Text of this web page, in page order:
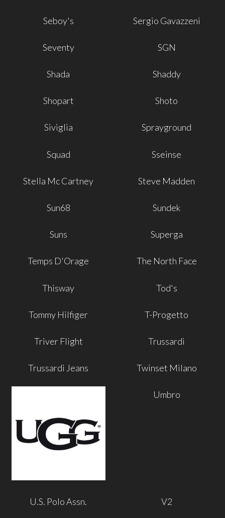
Seboy's Sergio Gavazzeni
Seventy SGN
Shada Shaddy
Shopart Shoto
Siviglia Sprayground
Squad Sseinse
Stella Mc Cartney Steve Madden
Sun68 Sundek
Suns Superga
Temps D'Orage The North Face
Thisway Tod's
Tommy Hilfiger T-Progetto
Triver Flight Trussardi
Trussardi Jeans Twinset Milano
Umbro
U.S. Polo Assn. V2